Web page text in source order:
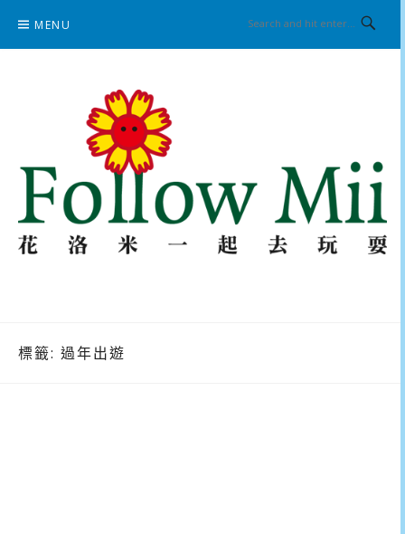
content
MENU
標籤: 過年出遊